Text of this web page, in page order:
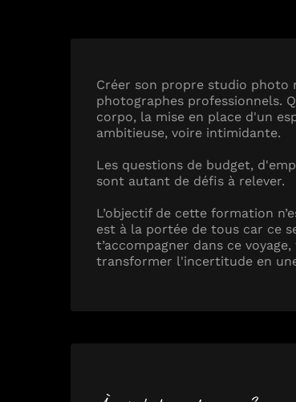
Créer son propre studio photo
photographes professionnels.
corpo, la mise en place d'un
ambitieuse, voire intimidante.
Les questions de budget,
sont autant de défis à relever.
L’objectif de cette formation
est à la portée de tous car ce
t’accompagner dans ce
transformer l'incertitude en